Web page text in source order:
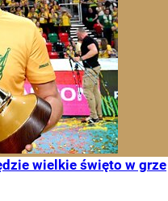
wielkie święto w grze